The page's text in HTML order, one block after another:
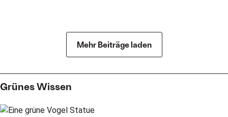
Mehr Beiträge laden
Grünes Wissen